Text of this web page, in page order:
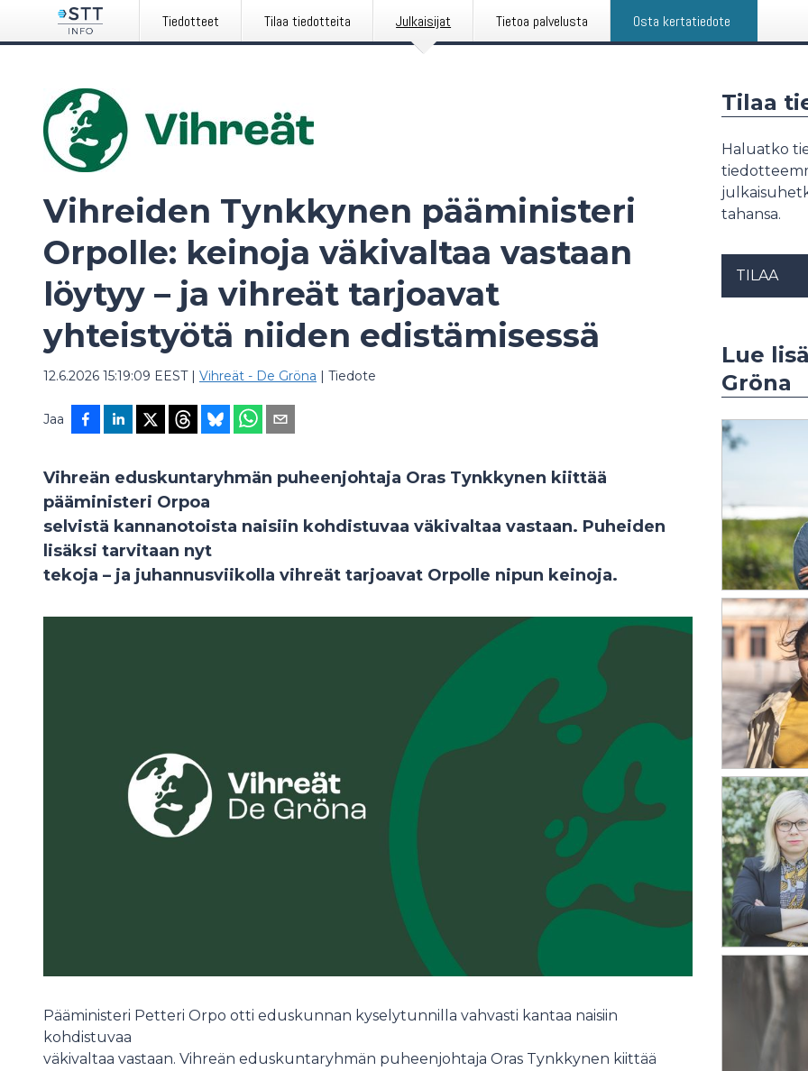
Tiedotteet Tilaa tiedotteita Julkaisijat Tietoa palvelusta Osta kertatiedote
Vihreiden Tynkkynen pääministeri
Orpolle: keinoja väkivaltaa vastaan
löytyy – ja vihreät tarjoavat
yhteistyötä niiden edistämisessä
12.6.2026 15:19:09 EEST| Vihreät - De Gröna | Tiedote
Jaa
Vihreän eduskuntaryhmän puheenjohtaja Oras Tynkkynen kiittää
pääministeri Orpoa
selvistä kannanotoista naisiin kohdistuvaa väkivaltaa vastaan. Puheiden
lisäksi tarvitaan nyt
tekoja – ja juhannusviikolla vihreät tarjoavat Orpolle nipun keinoja.
Pääministeri Petteri Orpo otti eduskunnan kyselytunnilla vahvasti kantaa naisiin
kohdistuvaa
väkivaltaa vastaan. Vihreän eduskuntaryhmän puheenjohtaja Oras Tynkkynen kiittää
Tilaa
Haluatko
tahansa.
TILAA
Lue
Gröna